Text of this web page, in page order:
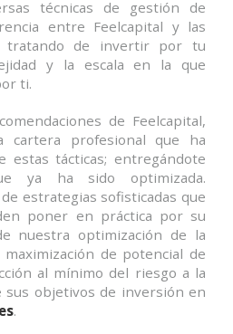
técnicas de gestión de
entre Feelcapital y las
tratando de invertir por tu
y la escala en la que
ti.
de Feelcapital,
cartera profesional que ha
estas tácticas; entregándote
ya ha sido optimizada.
estrategias sofisticadas que
poner en práctica por su
nuestra optimización de la
de potencial de
al mínimo del riesgo a la
sus objetivos de inversión en
.